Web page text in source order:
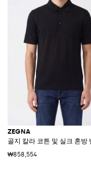
ZEGNA
골지 칼라 코튼 및 실크 혼방
₩858,554